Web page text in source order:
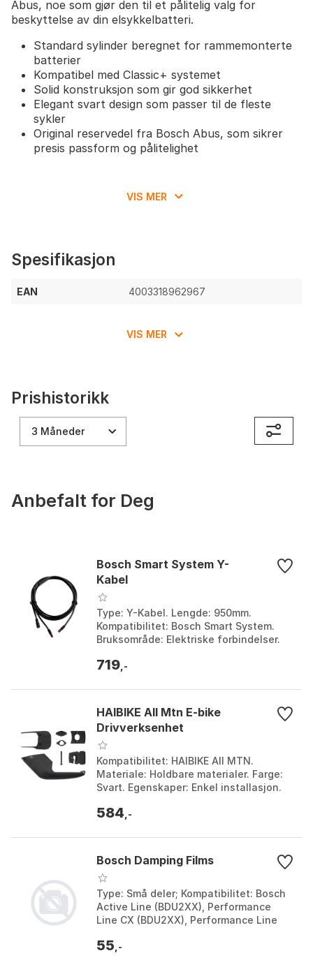
Abus, noe som gjør den til et pålitelig valg for
beskyttelse av din elsykkelbatteri.
Standard sylinder beregnet for rammemonterte
batterier
Kompatibel med Classic+ systemet
Solid konstruksjon som gir god sikkerhet
Elegant svart design som passer til de fleste
sykler
Original reservedel fra Bosch Abus, som sikrer
presis passform og pålitelighet
VIS MER
Spesifikasjon
EAN 4003318962967
VIS MER
Prishistorikk
3 Måneder
Anbefalt for Deg
Bosch Smart System Y-
Kabel
Type: Y-Kabel. Lengde: 950mm.
Kompatibilitet: Bosch Smart System.
Bruksområde: Elektriske forbindelser.
719 ,-
HAIBIKE All Mtn E-bike
Drivverksenhet
Kompatibilitet: HAIBIKE All MTN.
Materiale: Holdbare materialer. Farge:
Svart. Egenskaper: Enkel installasjon.
584 ,-
Bosch Damping Films
Type: Små deler; Kompatibilitet: Bosch
Active Line (BDU2XX), Performance
Line CX (BDU2XX), Performance Line
Egenskaper: Egnet for montering på
55 ,-